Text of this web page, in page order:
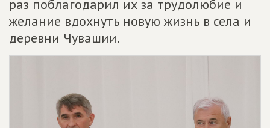
раз поблагодарил их за трудолюбие и
желание вдохнуть новую жизнь в села и
деревни Чувашии.